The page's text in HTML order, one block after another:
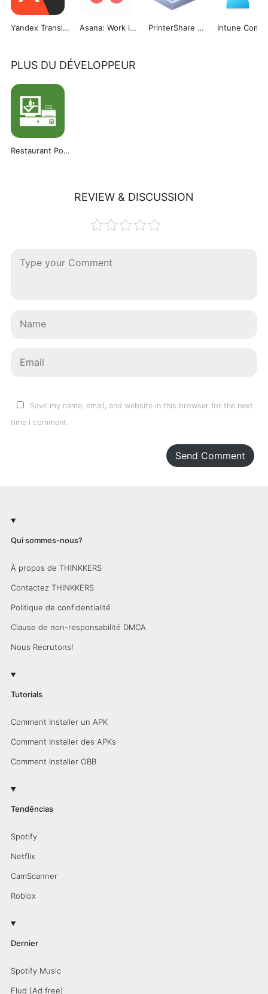
Yandex Translate Asana: Work in one place PrinterShare Mobile Print
PLUS DU DÉVELOPPEUR
Restaurant Point of Sale - POS
REVIEW & DISCUSSION
Save my name, email, and website in this browser for the next
time I comment.
Send Comment
Qui sommes-nous?
À propos de THINKKERS
Contactez THINKKERS
Politique de confidentialité
Clause de non-responsabilité DMCA
Nous Recrutons!
Tutorials
Comment Installer un APK
Comment Installer des APKs
Comment Installer OBB
Tendências
Spotify
Netflix
CamScanner
Roblox
Dernier
Spotify Music
Flud (Ad free)